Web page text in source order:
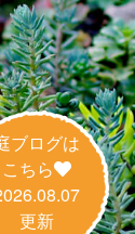
ブログは
こちら
更新